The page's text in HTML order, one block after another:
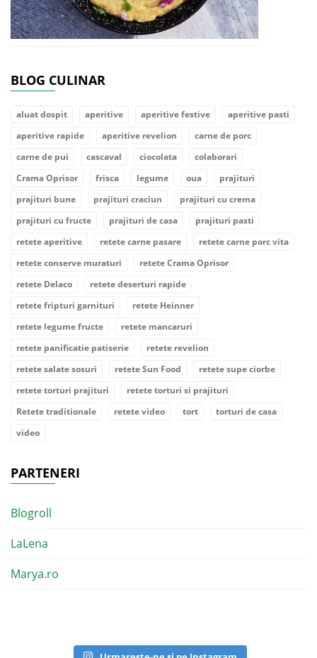
BLOG CULINAR
aluat dospit aperitive aperitive festive
aperitive pasti
aperitive rapide
aperitive revelion
carne de porc
carne de pui
cascaval ciocolata
colaborari
Crama Oprisor
frisca legume oua
prajituri
prajituri bune
prajituri craciun
prajituri cu crema
prajituri cu fructe
prajituri de casa
prajituri pasti
retete aperitive
retete carne pasare
retete carne porc vita
retete conserve muraturi
retete Crama Oprisor
retete Delaco
retete deserturi rapide
retete fripturi garnituri
retete Heinner
retete legume fructe
retete mancaruri
retete panificatie patiserie
retete revelion
retete salate sosuri
retete Sun Food
retete supe ciorbe
retete torturi prajituri
retete torturi si prajituri
Retete traditionale
retete video tort
torturi de casa
video
PARTENERI
Blogroll
LaLena
Marya.ro